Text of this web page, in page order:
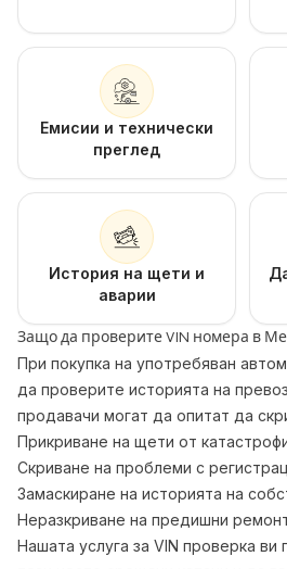
Емисии и технически
преглед
История на щети и
аварии
Защо да проверите VIN номера в
При покупка на употребяван
да проверите историята на
продавачи могат да опитат да
Прикриване на щети от
Скриване на проблеми с
Замаскиране на историята на
Неразкриване на предишни
Нашата услуга за VIN проверка ви